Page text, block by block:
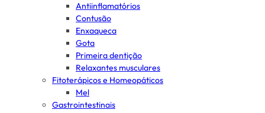
Antiinflamatórios
Contusão
Enxaqueca
Gota
Primeira dentição
Relaxantes musculares
Fitoterápicos e Homeopáticos
Mel
Gastrointestinais